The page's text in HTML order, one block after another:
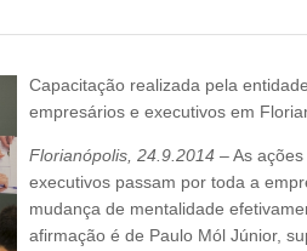
Capacitação realizada pela
empresários e executivos em
Florianópolis, 24.9.2014 –As
executivos passam por toda a
mudança de mentalidade
afirmação é de Paulo Mól Júnior,